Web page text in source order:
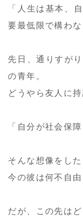
「人生は基本、
要最低限で構わ
先日、通りすが
の青年。
どうやら友人に
「自分が社会保
そんな想像をし
今の彼は何不自
だが、この先はど